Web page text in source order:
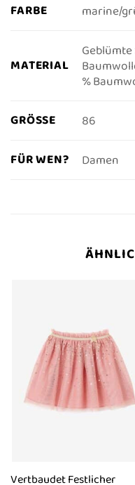
FARBE marine/
MATERIAL
Geblümte
%
GRÖSSE 86
FÜR WEN? Damen
Vertbaudet Festlicher